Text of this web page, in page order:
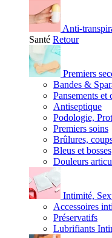
Anti-
Santé Retour
Premiers
Bandes &
Pansements et
Antiseptique
Podologie,
Premiers soins
Brûlures,
Bleus et
Douleurs
Intimité,
Accessoires
Préservatifs
Lubrifiants